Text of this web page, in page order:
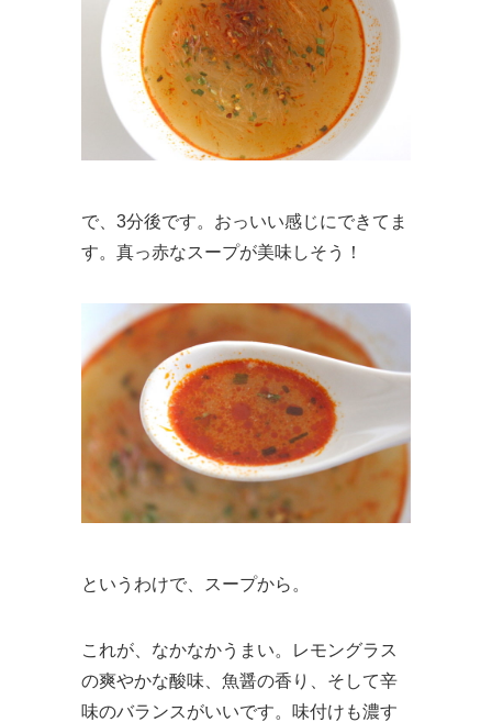
で、3分後です。おっいい感じにできてま
す。真っ赤なスープが美味しそう！
というわけで、スープから。
これが、なかなかうまい。レモングラス
の爽やかな酸味、魚醤の香り、そして辛
味のバランスがいいです。味付けも濃す